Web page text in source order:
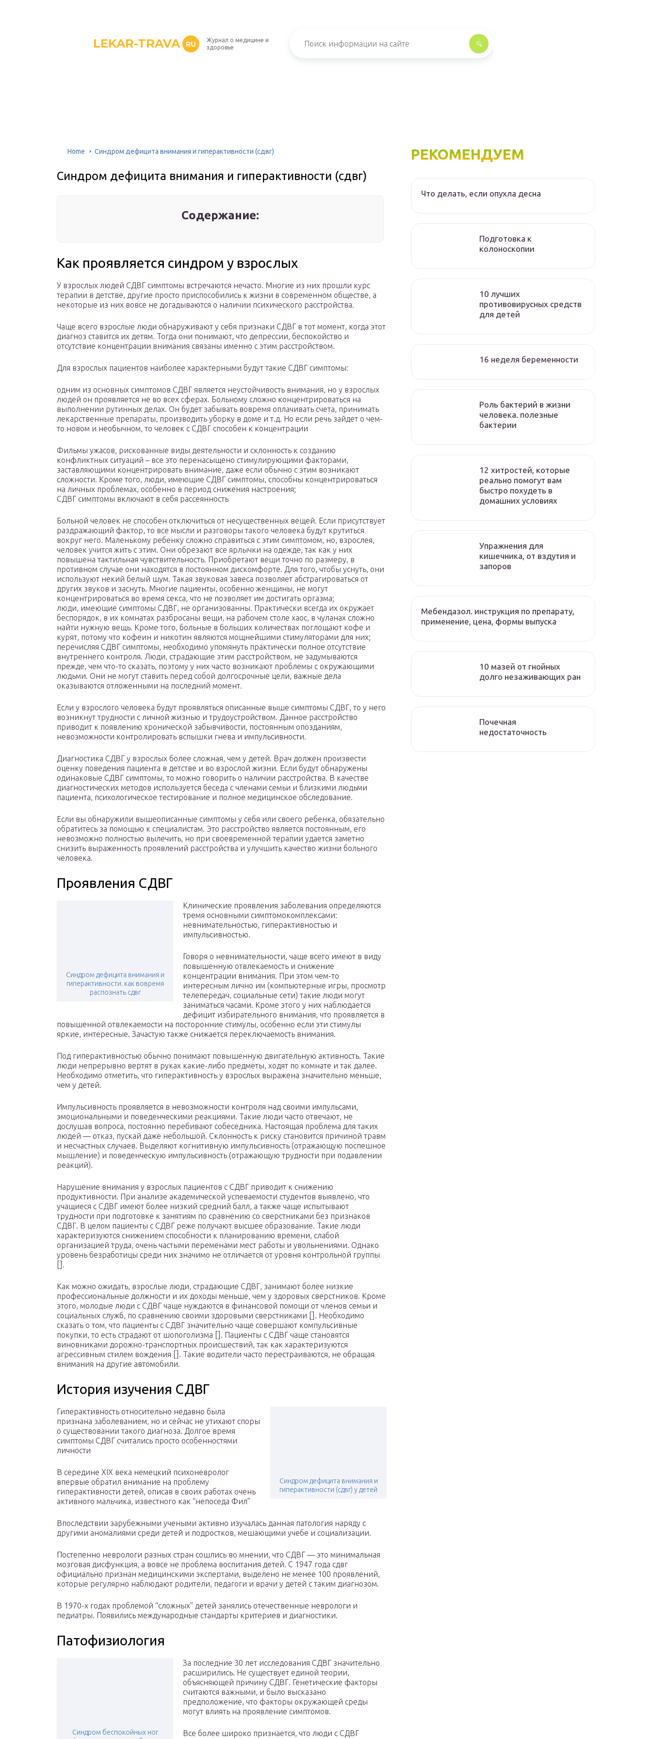
LEKAR-TRAVA RU
Журнал о медицине и
здоровье
Home Синдром дефицита внимания и гиперактивности (сдвг)
Синдром дефицита внимания и гиперактивности (сдвг)
Содержание:
Как проявляется синдром у взрослых
У взрослых людей СДВГ симптомы встречаются нечасто. Многие из них прошли курс
терапии в детстве, другие просто приспособились к жизни в современном обществе, а
некоторые из них вовсе не догадываются о наличии психического расстройства.
Чаще всего взрослые люди обнаруживают у себя признаки СДВГ в тот момент, когда этот
диагноз ставится их детям. Тогда они понимают, что депрессии, беспокойство и
отсутствие концентрации внимания связаны именно с этим расстройством.
Для взрослых пациентов наиболее характерными будут такие СДВГ симптомы:
одним из основных симптомов СДВГ является неустойчивость внимания, но у взрослых
людей он проявляется не во всех сферах. Больному сложно концентрироваться на
выполнении рутинных делах. Он будет забывать вовремя оплачивать счета, принимать
лекарственные препараты, производить уборку в доме и т.д. Но если речь зайдет о чем-
то новом и необычном, то человек с СДВГ способен к концентрации
Фильмы ужасов, рискованные виды деятельности и склонность к созданию
конфликтных ситуаций – все это перенасыщено стимулирующими факторами,
заставляющими концентрировать внимание, даже если обычно с этим возникают
сложности. Кроме того, люди, имеющие СДВГ симптомы, способны концентрироваться
на личных проблемах, особенно в период снижения настроения;
СДВГ симптомы включают в себя рассеянность
Больной человек не способен отключиться от несущественных вещей. Если присутствует
раздражающий фактор, то все мысли и разговоры такого человека будут крутиться
вокруг него. Маленькому ребенку сложно справиться с этим симптомом, но, взрослея,
человек учится жить с этим. Они обрезают все ярлычки на одежде, так как у них
повышена тактильная чувствительность. Приобретают вещи точно по размеру, в
противном случае они находятся в постоянном дискомфорте. Для того, чтобы уснуть, они
используют некий белый шум. Такая звуковая завеса позволяет абстрагироваться от
других звуков и заснуть. Многие пациенты, особенно женщины, не могут
концентрироваться во время секса, что не позволяет им достигать оргазма;
люди, имеющие симптомы СДВГ, не организованны. Практически всегда их окружает
беспорядок, в их комнатах разбросаны вещи, на рабочем столе хаос, в чуланах сложно
найти нужную вещь. Кроме того, больные в больших количествах поглощают кофе и
курят, потому что кофеин и никотин являются мощнейшими стимуляторами для них;
перечисляя СДВГ симптомы, необходимо упомянуть практически полное отсутствие
внутреннего контроля. Люди, страдающие этим расстройством, не задумываются
прежде, чем что-то сказать, поэтому у них часто возникают проблемы с окружающими
людьми. Они не могут ставить перед собой долгосрочные цели, важные дела
оказываются отложенными на последний момент.
Если у взрослого человека будут проявляться описанные выше симптомы СДВГ, то у него
возникнут трудности с личной жизнью и трудоустройством. Данное расстройство
приводит к появлению хронической забывчивости, постоянным опозданиям,
невозможности контролировать вспышки гнева и импульсивности.
Диагностика СДВГ у взрослых более сложная, чем у детей. Врач должен произвести
оценку поведения пациента в детстве и во взрослой жизни. Если будут обнаружены
одинаковые СДВГ симптомы, то можно говорить о наличии расстройства. В качестве
диагностических методов используется беседа с членами семьи и близкими людьми
пациента, психологическое тестирование и полное медицинское обследование.
Если вы обнаружили вышеописанные симптомы у себя или своего ребенка, обязательно
обратитесь за помощью к специалистам. Это расстройство является постоянным, его
невозможно полностью вылечить, но при своевременной терапии удается заметно
снизить выраженность проявлений расстройства и улучшить качество жизни больного
человека.
Проявления СДВГ
Синдром дефицита внимания и
гиперактивности. как вовремя
распознать сдвг
Клинические проявления заболевания определяются
тремя основными симптомокомплексами:
невнимательностью, гиперактивностью и
импульсивностью.
Говоря о невнимательности, чаще всего имеют в виду
повышенную отвлекаемость и снижение
концентрации внимания. При этом чем-то
интересным лично им (компьютерные игры, просмотр
телепередач, социальные сети) такие люди могут
заниматься часами. Кроме этого у них наблюдается
дефицит избирательного внимания, что проявляется в
повышенной отвлекаемости на посторонние стимулы, особенно если эти стимулы
яркие, интересные. Зачастую также снижается переключаемость внимания.
Под гиперактивностью обычно понимают повышенную двигательную активность. Такие
люди непрерывно вертят в руках какие-либо предметы, ходят по комнате и так далее.
Необходимо отметить, что гиперактивность у взрослых выражена значительно меньше,
чем у детей.
Импульсивность проявляется в невозможности контроля над своими импульсами,
эмоциональными и поведенческими реакциями. Такие люди часто отвечают, не
дослушав вопроса, постоянно перебивают собеседника. Настоящая проблема для таких
людей — отказ, пускай даже небольшой. Склонность к риску становится причиной травм
и несчастных случаев. Выделяют когнитивную импульсивность (отражающую поспешное
мышление) и поведенческую импульсивность (отражающую трудности при подавлении
реакций).
Нарушение внимания у взрослых пациентов с СДВГ приводит к снижению
продуктивности. При анализе академической успеваемости студентов выявлено, что
учащиеся с СДВГ имеют более низкий средний балл, а также чаще испытывают
трудности при подготовке к занятиям по сравнению со сверстниками без признаков
СДВГ. В целом пациенты с СДВГ реже получают высшее образование. Такие люди
характеризуются снижением способности к планированию времени, слабой
организацией труда, очень частыми переменами мест работы и увольнениями. Однако
уровень безработицы среди них значимо не отличается от уровня контрольной группы
[].
Как можно ожидать, взрослые люди, страдающие СДВГ, занимают более низкие
профессиональные должности и их доходы меньше, чем у здоровых сверстников. Кроме
этого, молодые люди с СДВГ чаще нуждаются в финансовой помощи от членов семьи и
социальных служб, по сравнению своими здоровыми сверстниками []. Необходимо
сказать о том, что пациенты с СДВГ значительно чаще совершают компульсивные
покупки, то есть страдают от шопоголизма []. Пациенты с СДВГ чаще становятся
виновниками дорожно-транспортных происшествий, так как характеризуются
агрессивным стилем вождения []. Такие водители часто перестраиваются, не обращая
внимания на другие автомобили.
История изучения СДВГ
Синдром дефицита внимания и
гиперактивности (сдвг) у детей
Гиперактивность относительно недавно была
признана заболеванием, но и сейчас не утихают споры
о существовании такого диагноза. Долгое время
симптомы СДВГ считались просто особенностями
личности
В середине XIX века немецкий психоневролог
впервые обратил внимание на проблему
гиперактивности детей, описав в своих работах очень
активного мальчика, известного как “непоседа Фил”
Впоследствии зарубежными учеными активно изучалась данная патология наряду с
другими аномалиями среди детей и подростков, мешающими учебе и социализации.
Постепенно неврологи разных стран сошлись во мнении, что СДВГ — это минимальная
мозговая дисфункция, а вовсе не проблема воспитания детей. С 1947 года сдвг
официально признан медицинскими экспертами, выделено не менее 100 проявлений,
которые регулярно наблюдают родители, педагоги и врачи у детей с таким диагнозом.
В 1970-х годах проблемой “сложных” детей занялись отечественные неврологи и
педиатры. Появились международные стандарты критериев и диагностики.
Патофизиология
Синдром беспокойных ног
За последние 30 лет исследования СДВГ значительно
расширились. Не существует единой теории,
объясняющей причину СДВГ. Генетические факторы
считаются важными, и было высказано
предположение, что факторы окружающей среды
могут влиять на проявление симптомов.
Все более широко признается, что люди с СДВГ
РЕКОМЕНДУЕМ
Что делать, если опухла десна
Подготовка к
колоноскопии
10 лучших
противовирусных средств
для детей
16 неделя беременности
Роль бактерий в жизни
человека. полезные
бактерии
12 хитростей, которые
реально помогут вам
быстро похудеть в
домашних условиях
Упражнения для
кишечника, от вздутия и
запоров
Мебендазол. инструкция по препарату,
применение, цена, формы выпуска
10 мазей от гнойных
долго незаживающих ран
Почечная
недостаточность